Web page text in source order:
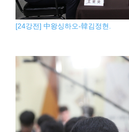
[24강전] 中왕싱하오-韓김정현.